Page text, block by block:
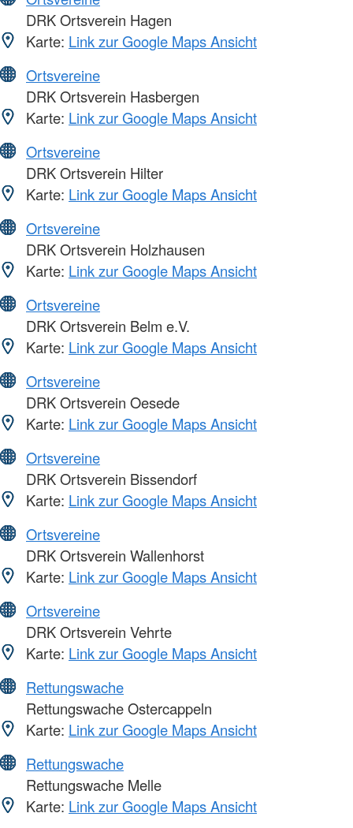
DRK Ortsverein Hagen
Karte: Link zur Google Maps Ansicht
Ortsvereine
DRK Ortsverein Hasbergen
Karte: Link zur Google Maps Ansicht
Ortsvereine
DRK Ortsverein Hilter
Karte: Link zur Google Maps Ansicht
Ortsvereine
DRK Ortsverein Holzhausen
Karte: Link zur Google Maps Ansicht
Ortsvereine
DRK Ortsverein Belm e.V.
Karte: Link zur Google Maps Ansicht
Ortsvereine
DRK Ortsverein Oesede
Karte: Link zur Google Maps Ansicht
Ortsvereine
DRK Ortsverein Bissendorf
Karte: Link zur Google Maps Ansicht
Ortsvereine
DRK Ortsverein Wallenhorst
Karte: Link zur Google Maps Ansicht
Ortsvereine
DRK Ortsverein Vehrte
Karte: Link zur Google Maps Ansicht
Rettungswache
Rettungswache Ostercappeln
Karte: Link zur Google Maps Ansicht
Rettungswache
Rettungswache Melle
Karte: Link zur Google Maps Ansicht